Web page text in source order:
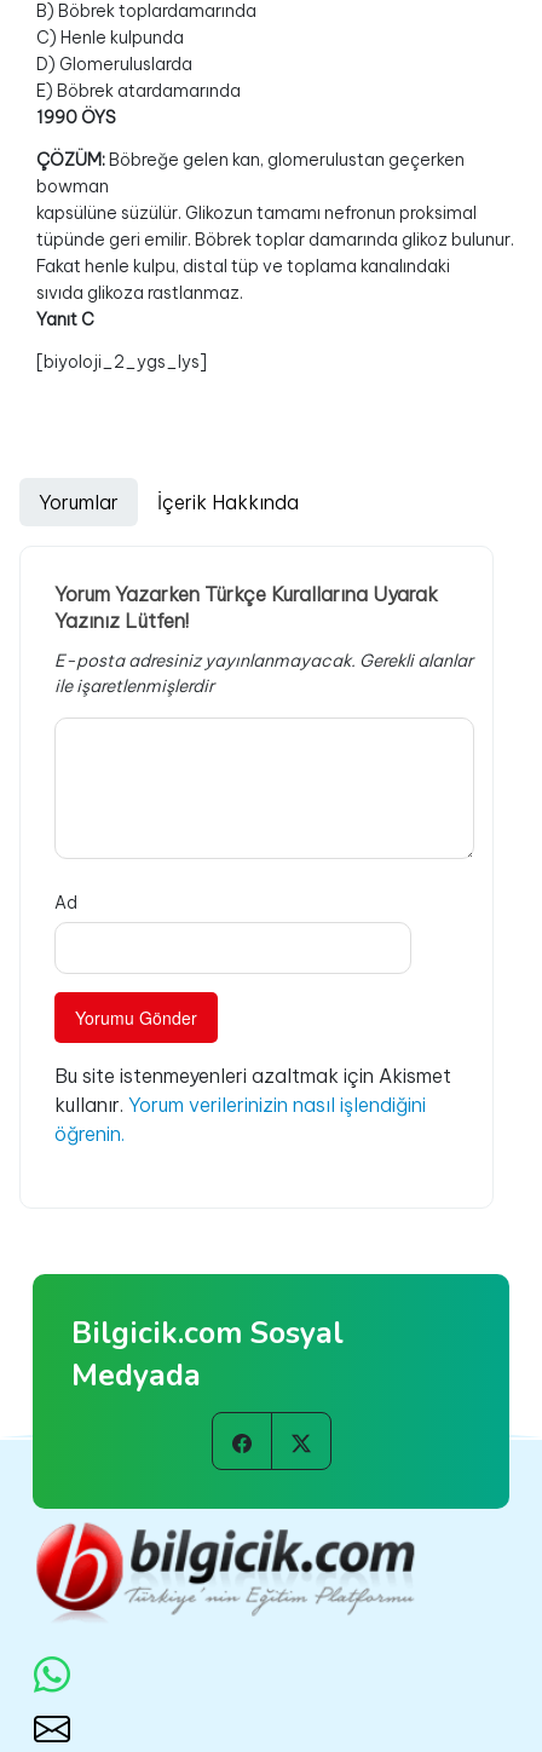
B) Böbrek toplardamarında
C) Henle kulpunda
D) Glomeruluslarda
E) Böbrek atardamarında
1990 ÖYS
ÇÖZÜM:Böbreğe gelen kan, glomerulustan geçerken
bowman
kapsülüne süzülür. Glikozun tamamı nefronun proksimal
tüpünde geri emilir. Böbrek toplar damarında glikoz bulunur.
Fakat henle kulpu, distal tüp ve toplama kanalındaki
sıvıda glikoza rastlanmaz.
Yanıt C
[biyoloji_2_ygs_lys]
Yorumlar İçerik Hakkında
Yorum Yazarken Türkçe Kurallarına Uyarak
Yazınız Lütfen!
E-posta adresiniz yayınlanmayacak. Gerekli alanlar
ile işaretlenmişlerdir
Ad
Bu site istenmeyenleri azaltmak için Akismet
kullanır. Yorum verilerinizin nasıl işlendiğini
öğrenin.
Bilgicik.com Sosyal
Medyada